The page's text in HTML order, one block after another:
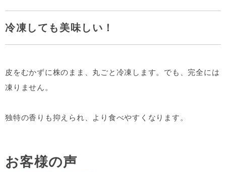
冷凍しても美味しい！
皮をむかずに株のまま、丸ごと冷凍します。でも、完全には
凍りません。
独特の香りも抑えられ、より食べやすくなります。
お客様の声